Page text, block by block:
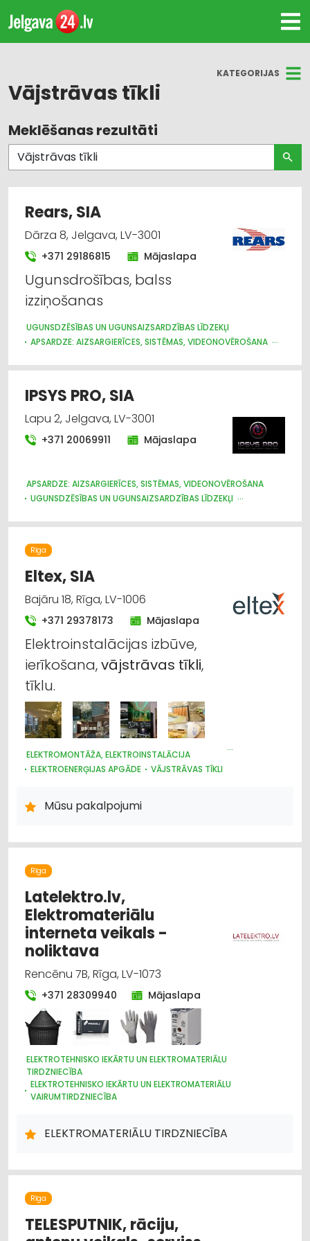
KATEGORIJAS
Vājstrāvas tīkli
Visas nozares
Vājstrāvas tīkli
videonovērošana
Celtniecības un remonta darbi
Elektromontāža, elektroinstalācija
Apgaismes tehnikas tirdzniecība
Apsardze: dienesti
Elektrotehnisko iekārtu un elektromateriālu
tirdzniecība
Ūdensapgāde un kanalizācija
Meklēšanas rezultāti
Rears, SIA
Dārza 8, Jelgava, LV-3001
+371 29186815 Mājaslapa
Ugunsdrošības, balss
izziņošanas
UGUNSDZĒSĪBAS UN UGUNSAIZSARDZĪBAS LĪDZEKĻI
APSARDZE: AIZSARGIERĪCES, SISTĒMAS, VIDEONOVĒROŠANA
IPSYS PRO, SIA
Lapu 2, Jelgava, LV-3001
+371 20069911 Mājaslapa
APSARDZE: AIZSARGIERĪCES, SISTĒMAS, VIDEONOVĒROŠANA
UGUNSDZĒSĪBAS UN UGUNSAIZSARDZĪBAS LĪDZEKĻI
Rīga
Eltex, SIA
Bajāru 18, Rīga, LV-1006
+371 29378173 Mājaslapa
Elektroinstalācijas izbūve,
ierīkošana,vājstrāvas tīkli,
tīklu.
ELEKTROMONTĀŽA, ELEKTROINSTALĀCIJA
ELEKTROENERĢIJAS APGĀDE
VĀJSTRĀVAS TĪKLI
Mūsu pakalpojumi
Rīga
Latelektro.lv,
Elektromateriālu
interneta veikals -
noliktava
Rencēnu 7B, Rīga, LV-1073
+371 28309940 Mājaslapa
ELEKTROTEHNISKO IEKĀRTU UN ELEKTROMATERIĀLU
TIRDZNIECĪBA
ELEKTROTEHNISKO IEKĀRTU UN ELEKTROMATERIĀLU
VAIRUMTIRDZNIECĪBA
APGAISMES TEHNIKAS VAIRUMTIRDZNIECĪBA
ELEKTRONISKĀS IERĪCES, KOMPONENTES
INSTRUMENTU UN DARBARĪKU TIRDZNIECĪBA
ELEKTROMONTĀŽA, ELEKTROINSTALĀCIJA
CELTNIECĪBAS UN REMONTA DARBI
ELEKTROMATERIĀLU TIRDZNIECĪBA
Rīga
TELESPUTNIK, rāciju,